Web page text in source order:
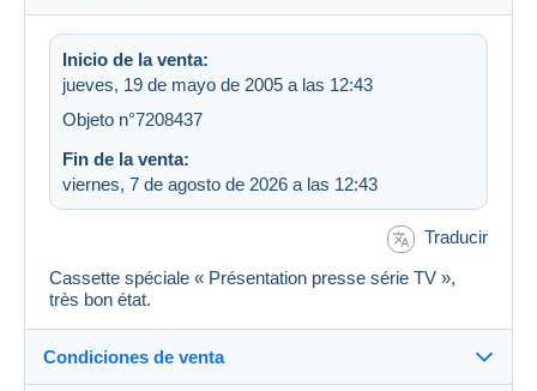
Inicio de la venta:
jueves, 19 de mayo de 2005 a las 12:43
Objeto n°7208437
Fin de la venta:
viernes, 7 de agosto de 2026 a las 12:43
Traducir
Cassette spéciale « Présentation presse série TV »,
très bon état.
Condiciones de venta